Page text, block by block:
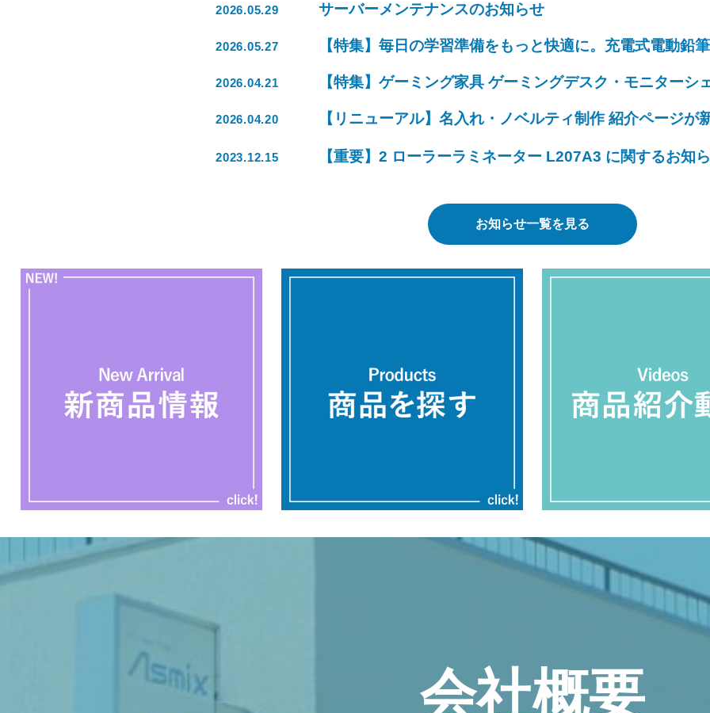
2026.05.29 サーバーメンテナンスのお知らせ
2026.05.27 【特集】毎日の学習準備をもっと快適に。充電式電動鉛
2026.04.21 【特集】ゲーミング家具 ゲーミングデスク・モニターシ
2026.04.20 【リニューアル】名入れ・ノベルティ制作 紹介ページが
2023.12.15 【重要】2 ローラーラミネーター L207A3 に関するお知
お知らせ一覧を見る
会社概要